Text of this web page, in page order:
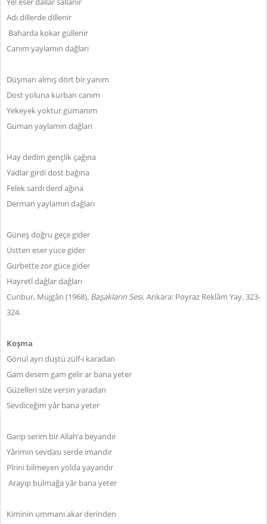
Adı dillerde dillenir
Baharda kokar güllenir
Canım yaylamın dağları
Düşman almış dört bir yanım
Dost yoluna kurban canım
Yekeyek yoktur gümanım
Güman yaylamın dağları
Hay dedim gençlik çağına
Yadlar girdi dost bağına
Felek sardı derd ağına
Derman yaylamın dağları
Güneş doğru geçe gider
Üstten eser yüce gider
Gurbette zor güce gider
Hayretî dağlar dağları
Cunbur, Müjgân (1968). Başakların Sesi. Ankara: Poyraz Reklâm Yay. 323-
324.
Koşma
Gönül ayrı düştü zülf-i karadan
Gam desem gam gelir ar bana yeter
Güzelleri size versin yaradan
Sevdiceğim yâr bana yeter
Garip serim bir Allah’a beyandır
Yârimin sevdası serde imandır
Pîrini bilmeyen yolda yayandır
Arayıp bulmağa yâr bana yeter
Kiminin ummanı akar derinden